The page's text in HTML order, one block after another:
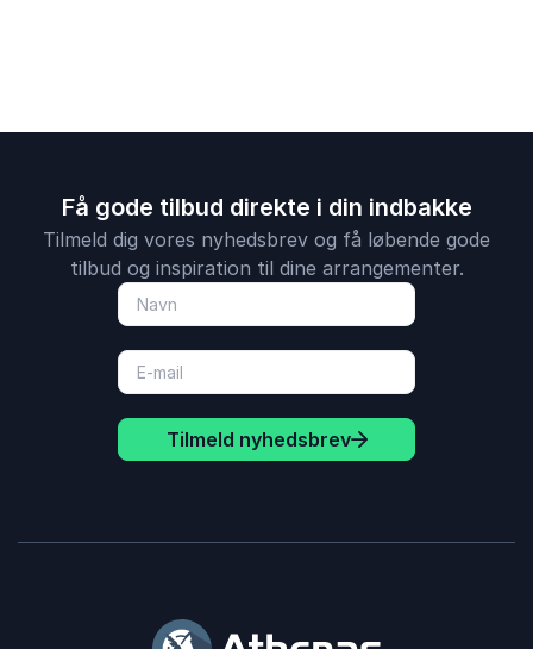
Få gode tilbud direkte i din indbakke
Tilmeld dig vores nyhedsbrev og få løbende gode
tilbud og inspiration til dine arrangementer.
Tilmeld nyhedsbrev